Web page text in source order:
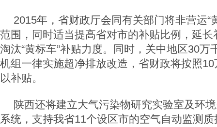
2015年，省财政厅会同有关部门将非营运“
范围，同时适当提高省对市的补贴比例，延
淘汰“黄标车”补贴力度。同时，关中地区30万
机组一律实施超净排放改造，省财政将按照
以补贴。
陕西还将建立大气污染物研究实验室及环
系统，支持我省11个设区市的空气自动监测